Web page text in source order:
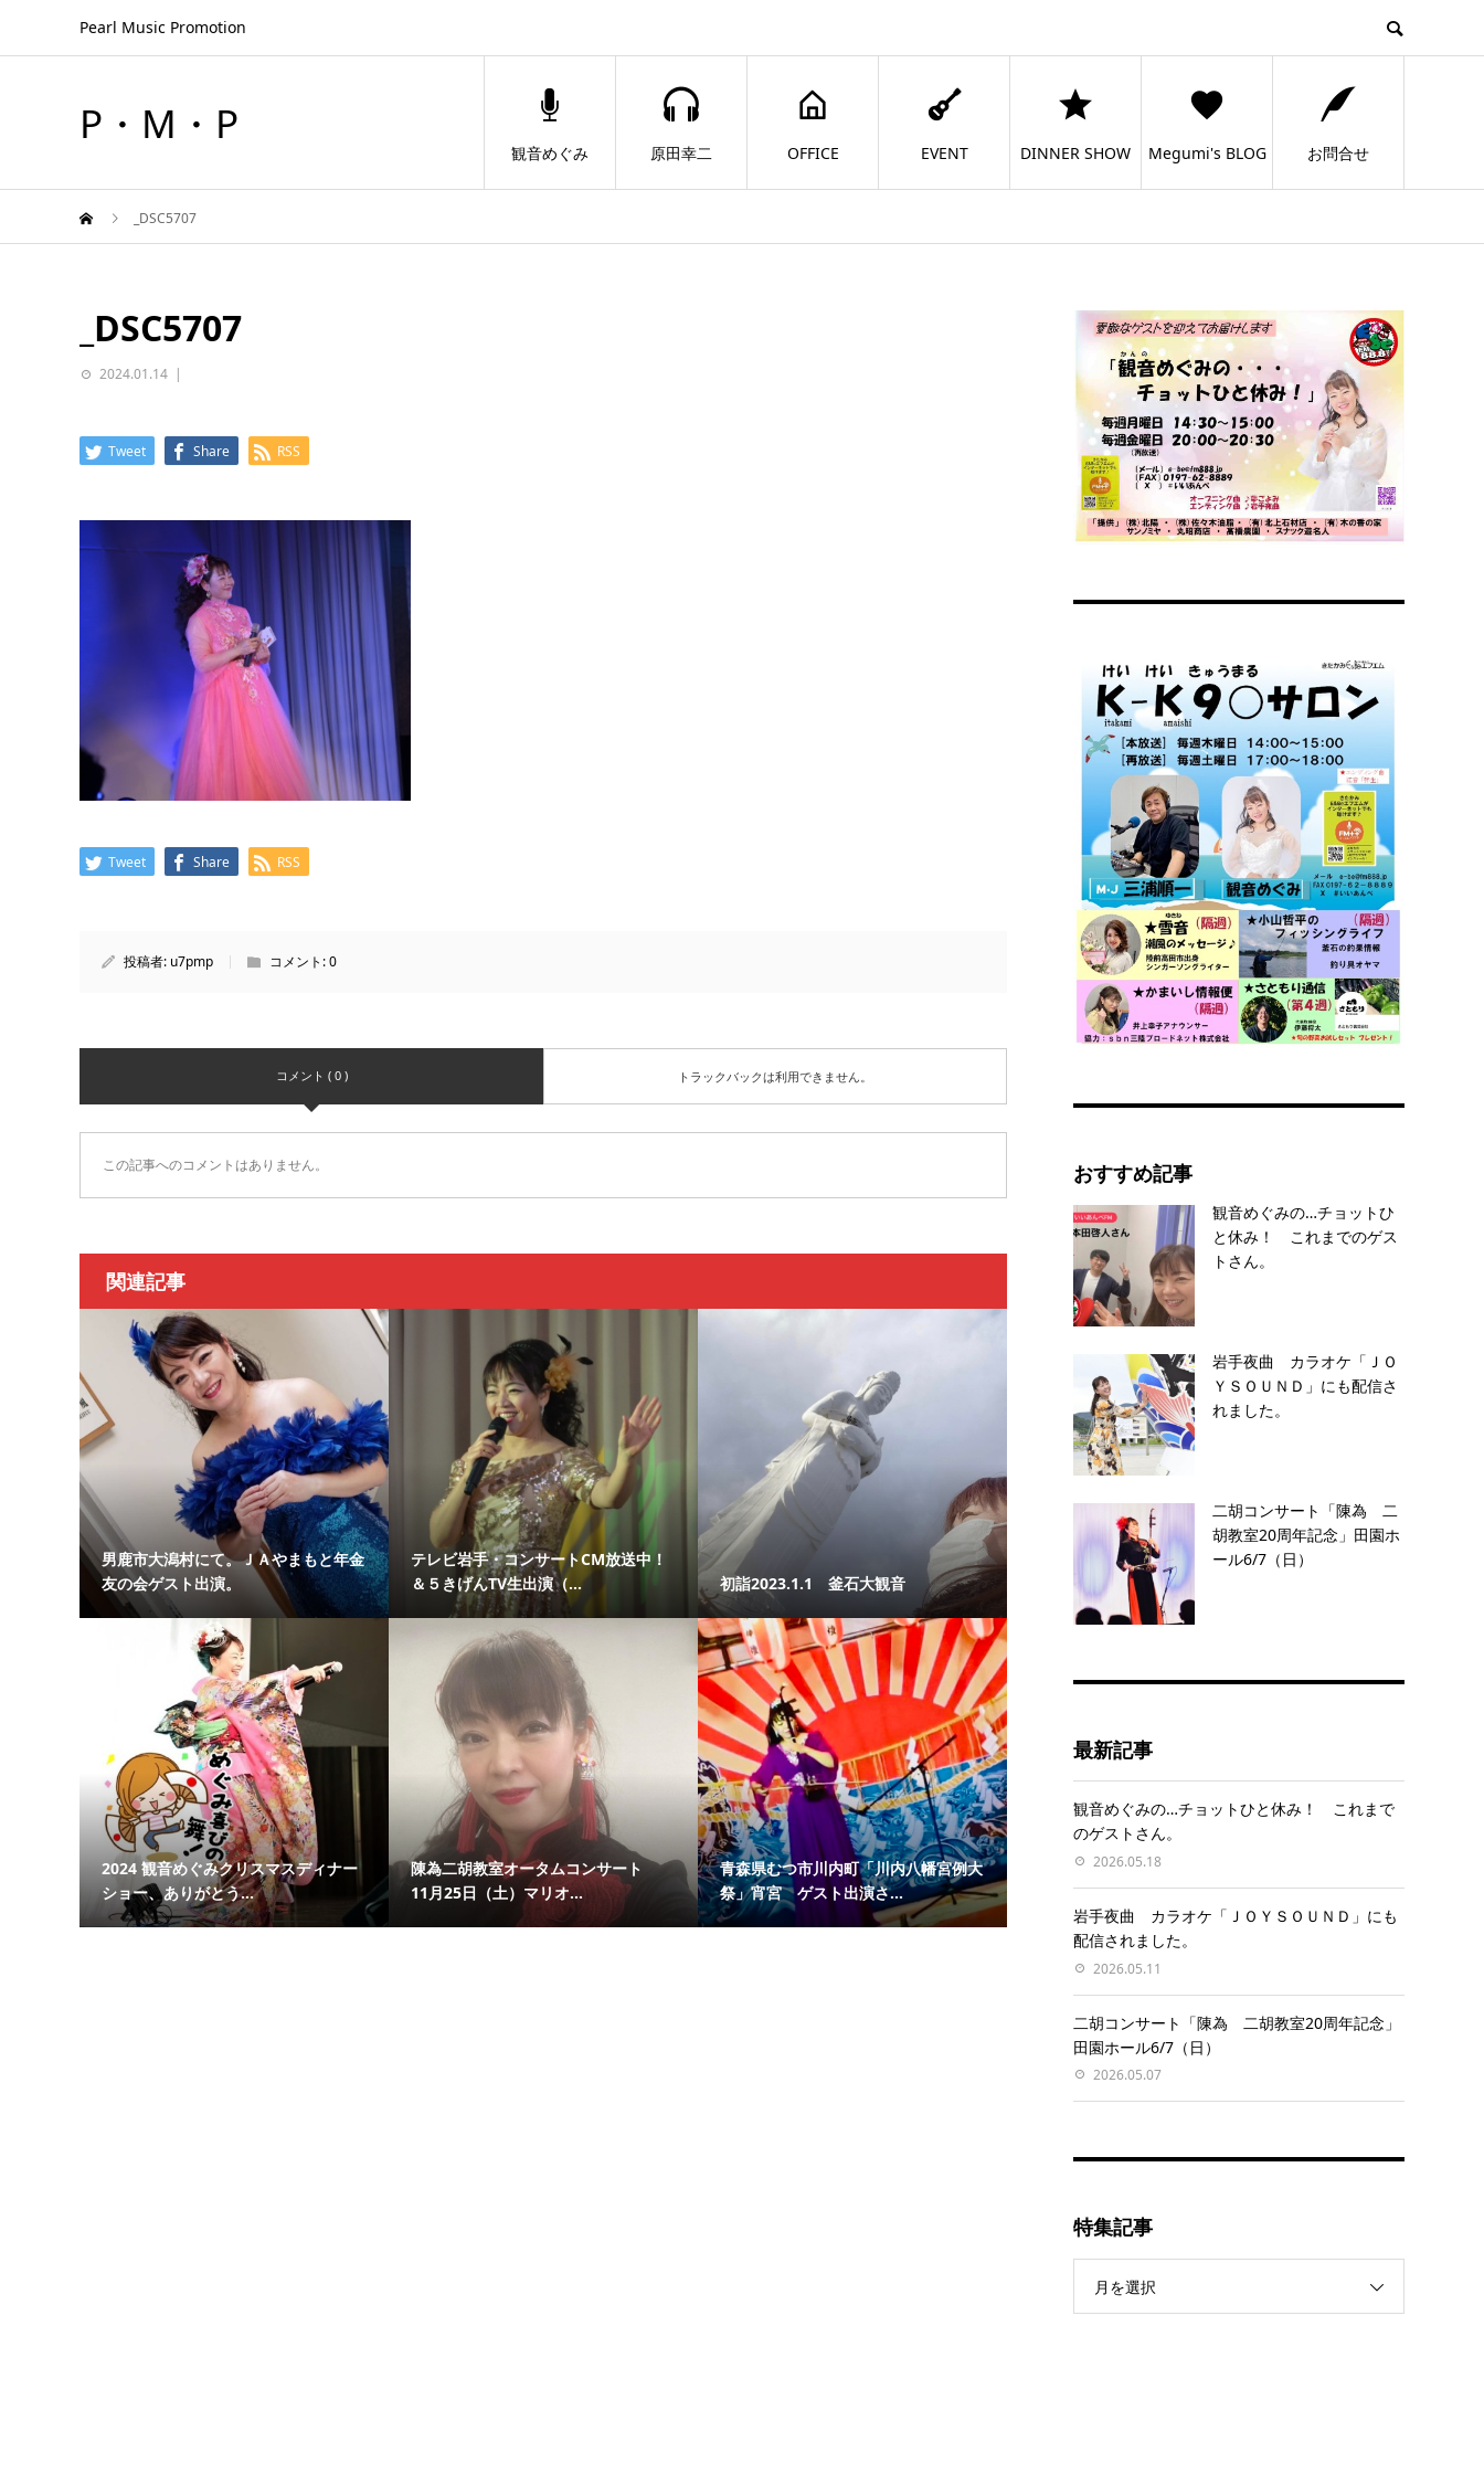
Pearl Music Promotion
P・M・P
観音めぐみ 原田幸二 OFFICE EVENT DINNER SHOW Megumi's BLOG お問合せ
_DSC5707
_DSC5707
2024.01.14
Tweet Share RSS
Tweet Share RSS
投稿者: u7pmp コメント:0
コメント ( 0 ) トラックバックは利用できません。
この記事へのコメントはありません。
関連記事
男鹿市大潟村にて。ＪＡやまもと年金
友の会ゲスト出演。
テレビ岩手・コンサートCM放送中！
＆５きげんTV生出演（...
初詣2023.1.1 釜石大観音
2024 観音めぐみクリスマスディナー
ショー、ありがとう...
陳為二胡教室オータムコンサート
11月25日（土）マリオ...
青森県むつ市川内町「川内八幡宮例大
祭」宵宮 ゲスト出演さ...
おすすめ記事
観音めぐみの…チョットひ
と休み！ これまでのゲス
トさん。
岩手夜曲 カラオケ「ＪＯ
ＹＳＯＵＮＤ」にも配信さ
れました。
二胡コンサート「陳為 二
胡教室20周年記念」田園ホ
ール6/7（日）
最新記事
観音めぐみの…チョットひと休み！ これまで
のゲストさん。
2026.05.18
岩手夜曲 カラオケ「ＪＯＹＳＯＵＮＤ」にも
配信されました。
2026.05.11
二胡コンサート「陳為 二胡教室20周年記念」
田園ホール6/7（日）
2026.05.07
特集記事
月を選択